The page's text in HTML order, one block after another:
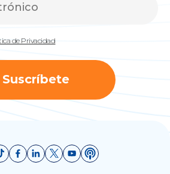
de Privacidad
Suscríbete